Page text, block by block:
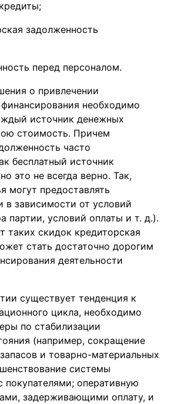
задолженность
перед персоналом.
о привлечении
необходимо
источник денежных
стоимость. Причем
часто
бесплатный источник
это не всегда верно. Так,
могут предоставлять
в зависимости от условий
партии, условий оплаты и т. д.).
таких скидок кредиторская
стать достаточно дорогим
деятельности
существует тенденция к
цикла, необходимо
по стабилизации
(например, сокращение
и товарно-материальных
системы
покупателями; оперативную
задерживающими оплату, и